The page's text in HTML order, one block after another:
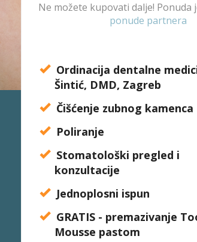
Ne možete kupovati dalje! Ponuda
ponude partnera
Ordinacija dentalne
Šintić, DMD, Zagreb
Čišćenje zubnog kamenca
Poliranje
Stomatološki pregled i
konzultacije
Jednoplosni ispun
GRATIS - premazivanje
Mousse pastom